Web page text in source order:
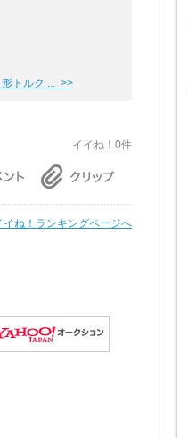
トルク ... >>
イイね！0件
イね！ランキングページへ